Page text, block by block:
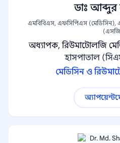
ডাঃ আব্দুর
এমবিবিএস, এফসিপিএস (মেডিসিন),
অধ্যাপক, রিউমাটোলজি
হাসপাতাল
মেডিসিন ও